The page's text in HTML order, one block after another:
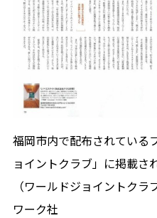
福岡市内で配布されている
ョイントクラブ」に掲載さ
（ワールドジョイントク
ワーク社